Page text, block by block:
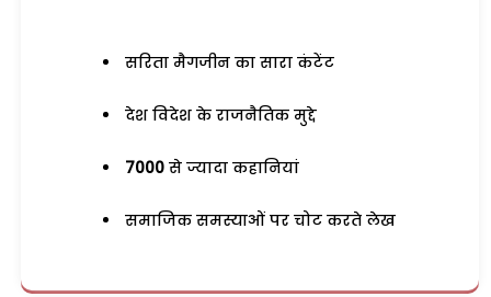
सरिता मैगजीन का सारा कंटेंट
देश विदेश के राजनैतिक मुद्दे
7000 से ज्यादा कहानियां
समाजिक समस्याओं पर चोट करते लेख